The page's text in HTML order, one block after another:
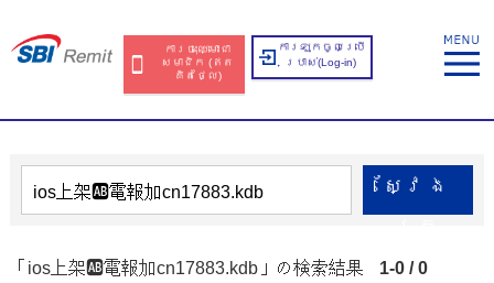
ការចុះឈ្មោះជា
សមាជិក​​ (ឥត​
គិត​ថ្លៃ​)
ការឡុកចូលប្រើ
ប្រាស់​(Log-in)
ស្វែង​
「ios上架🆎電報加cn17883.kdb」の検索結果 1-0 / 0